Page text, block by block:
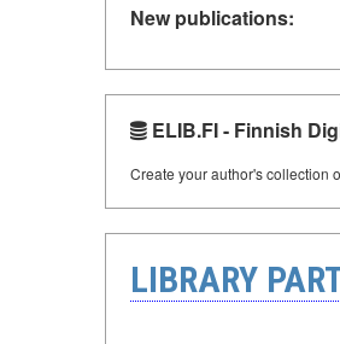
New publications:
ELIB.FI - Finnish
Create your author's collection
LIBRARY